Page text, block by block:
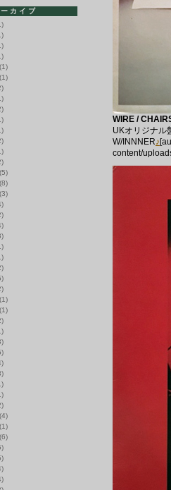
WIRE /
UKオリジナル
W/INNNER♪
content/
カイブ
(1)
(1)
(5)
(8)
(3)
(1)
(1)
(4)
(1)
(6)